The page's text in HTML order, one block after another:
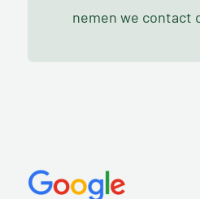
nemen we contact